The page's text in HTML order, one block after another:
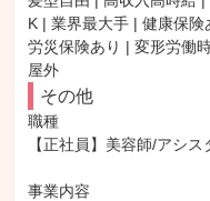
K | 業界最大手 | 健康保
労災保険あり | 変形労働
屋外
その他
職種
【正社員】美容師/アシス
事業内容